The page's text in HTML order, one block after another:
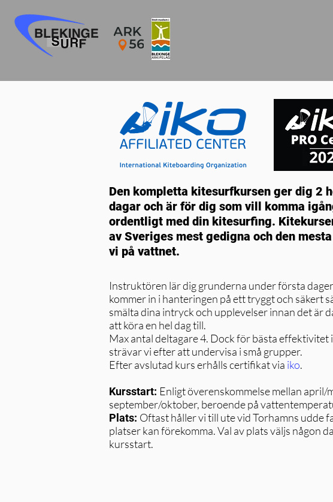
Den kompletta kitesurfkursen ger dig 2
dagar och är för dig som vill komma
ordentligt med din kitesurfing.
av Sveriges mest gedigna och den
vi på vattnet.
Instruktören lär dig grunderna under första
kommer in i hanteringen på ett tryggt och säkert
smälta dina intryck och upplevelser innan det är
att köra en hel dag till.
Max antal deltagare 4. Dock för bästa effektivitet
strävar vi efter att undervisa i små grupper.
Efter avslutad kurs erhålls certifikat via iko.
Kursstart: Enligt överenskommelse mellan april/
september/oktober, beroende på
Plats: Oftast håller vi till ute vid Torhamns udde
platser kan förekomma. Val av plats väljs någon
kursstart.